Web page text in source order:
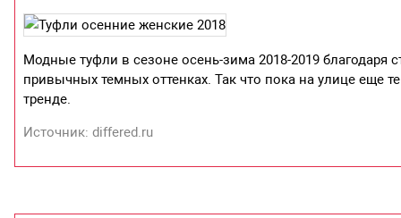
Модные туфли в сезоне осень-зима 2018-2019
привычных темных оттенках. Так что пока на улице еще
тренде.
Источник: differed.ru